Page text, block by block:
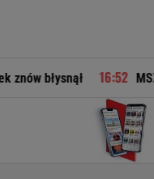
MSZ odpowiada